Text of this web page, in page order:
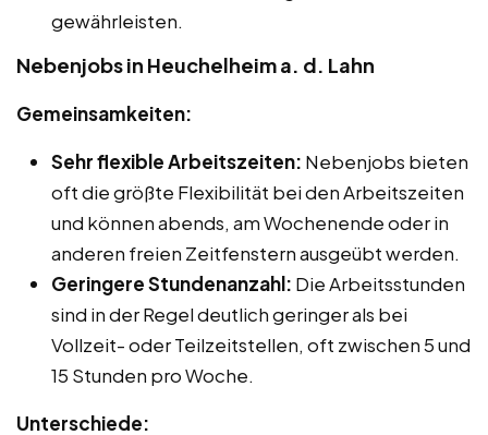
gewährleisten.
Nebenjobs in Heuchelheim a. d. Lahn
Gemeinsamkeiten:
Sehr flexible Arbeitszeiten: Nebenjobs bieten
oft die größte Flexibilität bei den Arbeitszeiten
und können abends, am Wochenende oder in
anderen freien Zeitfenstern ausgeübt werden.
Geringere Stundenanzahl: Die Arbeitsstunden
sind in der Regel deutlich geringer als bei
Vollzeit- oder Teilzeitstellen, oft zwischen 5 und
15 Stunden pro Woche.
Unterschiede: